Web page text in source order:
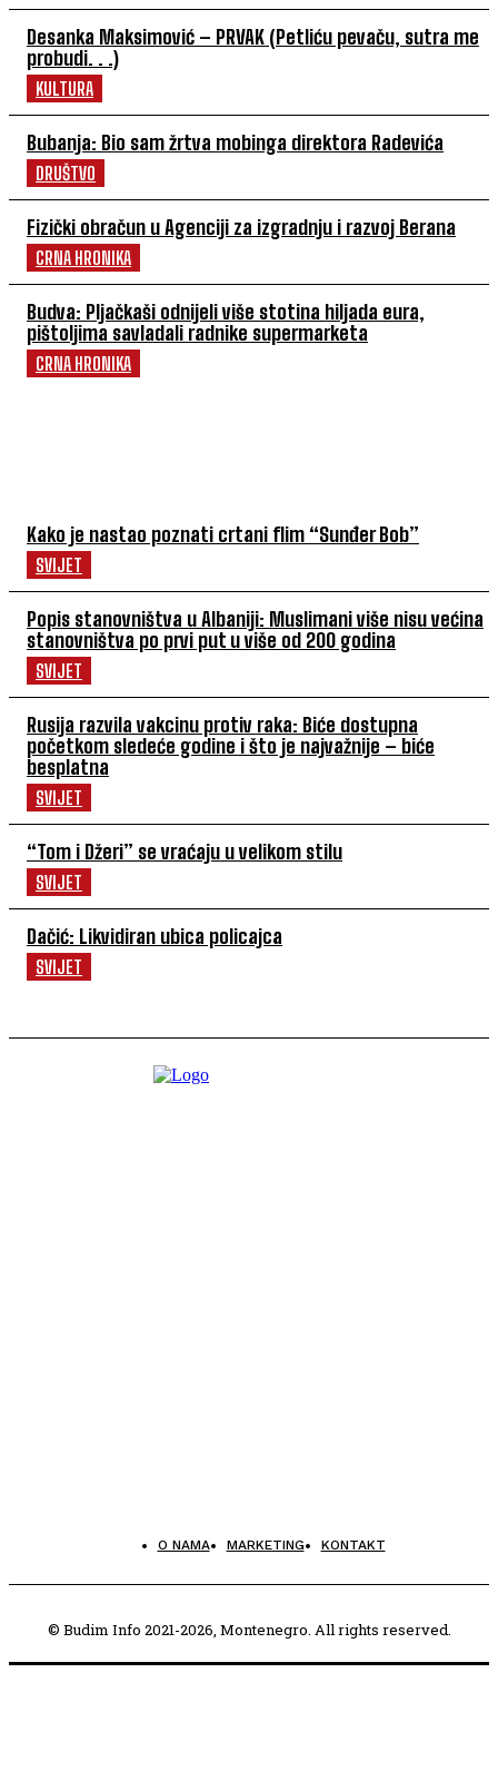
Desanka Maksimović – PRVAK (Petliću pevaču, sutra me
probudi. . .)
KULTURA
Bubanja: Bio sam žrtva mobinga direktora Radevića
DRUŠTVO
Fizički obračun u Agenciji za izgradnju i razvoj Berana
CRNA HRONIKA
Budva: Pljačkaši odnijeli više stotina hiljada eura,
pištoljima savladali radnike supermarketa
CRNA HRONIKA
Kako je nastao poznati crtani flim “Sunđer Bob”
SVIJET
Popis stanovništva u Albaniji: Muslimani više nisu većina
stanovništva po prvi put u više od 200 godina
SVIJET
Rusija razvila vakcinu protiv raka: Biće dostupna
početkom sledeće godine i što je najvažnije – biće
besplatna
SVIJET
“Tom i Džeri” se vraćaju u velikom stilu
SVIJET
Dačić: Likvidiran ubica policajca
SVIJET
O NAMA MARKETING KONTAKT
© Budim Info 2021-2026, Montenegro. All rights reserved.